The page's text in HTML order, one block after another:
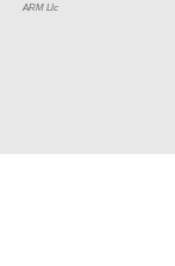
ARM Llc